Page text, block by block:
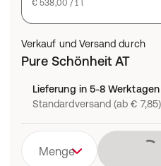
€ 538,00 / 1 l
Verkauf und Versand durch
Pure Schönheit AT
Lieferung in 5-8 Werktagen
Standardversand (ab € 7,85)
Menge